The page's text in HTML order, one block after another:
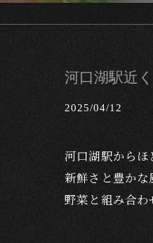
河口湖駅近
2025/04/12
河口湖駅から
新鮮さと豊か
野菜と組み合わ